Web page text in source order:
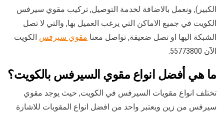
الكبير), ونعمل بالاضافة لخدمة التوصيل, تركيب مقوي سيرفس
الكويت في جميع الاماكن التي يرغب العميل بها, والتي لا تصل
الشبكة اليها او تصل ضعيفة, تواصل معنا مقوي سيرفس الكويت
الآن 55773800.
ما هي أفضل انواع مقوي السيرفس بالكويت؟
تختلف انواع مقويات السيرفس في الكويت, حيث يوجد مقوي
سيرفس من زين ويعتبر واحد من افضل انواع المقويات للاشارة